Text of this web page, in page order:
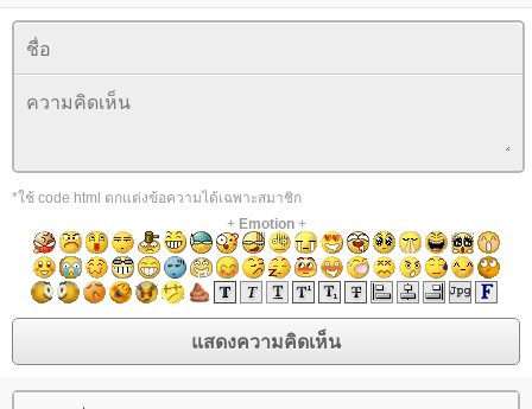
*ใช้ code html ตกแต่งข้อความได้เฉพาะสมาชิก
+ Emotion+